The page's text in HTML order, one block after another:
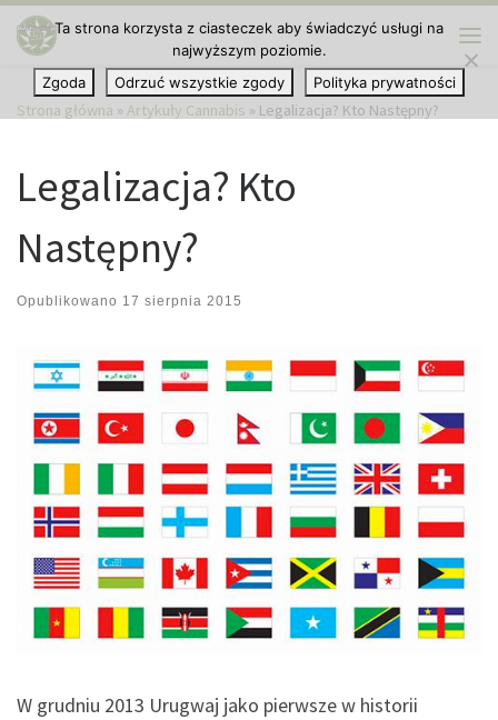
Przejdź do treści
Strona główna » Artykuły Cannabis » Legalizacja? Kto Następny?
Legalizacja? Kto
Następny?
Opublikowano 17 sierpnia 2015
W grudniu 2013 Urugwaj jako pierwsze w historii
Ta strona korzysta z ciasteczek aby świadczyć usługi na
najwyższym poziomie.
Zgoda
Odrzuć wszystkie zgody Polityka prywatności